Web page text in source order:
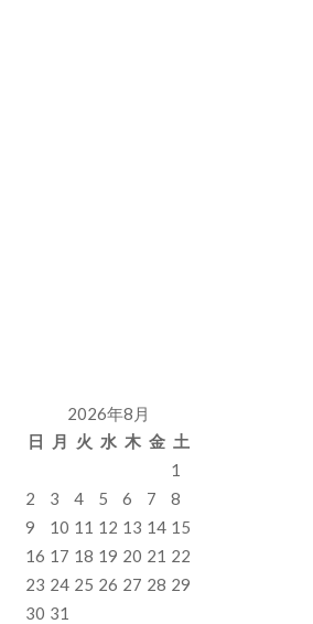
2026年8月
日
月 火 水 木 金 土
1
2
3 4 5 6 7
8
9
10 11 12 13 14 15
16 17 18 19 20 21 22
23 24 25 26 27 28 29
30 31